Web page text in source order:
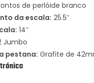
de perlóide branco
da escala: 25.5″
14″
Jumbo
pestana: Grafite de